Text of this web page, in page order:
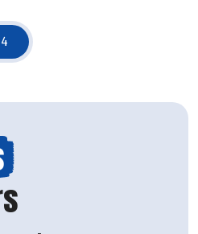
une nouvelle fenêtre)